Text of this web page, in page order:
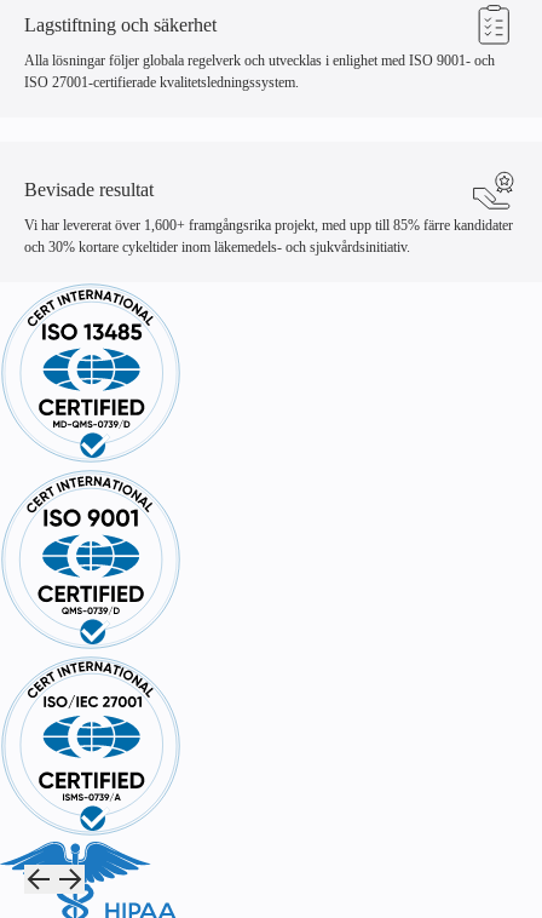
Lagstiftning och säkerhet
Alla lösningar följer globala regelverk och utvecklas i enlighet med ISO 9001- och
ISO 27001-certifierade kvalitetsledningssystem.
Bevisade resultat
Vi har levererat över 1,600+ framgångsrika projekt, med upp till 85% färre kandidater
och 30% kortare cykeltider inom läkemedels- och sjukvårdsinitiativ.